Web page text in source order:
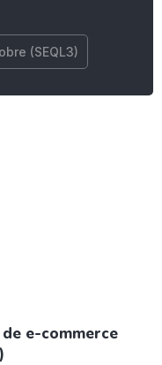
(SEQL3)
e-commerce